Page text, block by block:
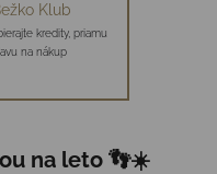
Klub
kredity, priamu
na nákup
na leto 👣☀️